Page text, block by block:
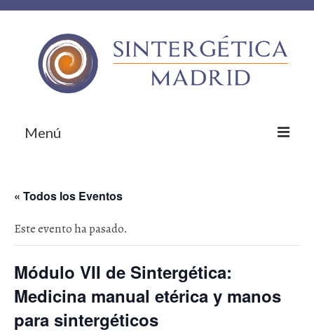
Menú
Sobre nosotros
¿Qué te ofrecemos?
Próximas actividades
« Todos los Eventos
Este evento ha pasado.
Módulo VII de Sintergética:
Medicina manual etérica y manos
para sintergéticos